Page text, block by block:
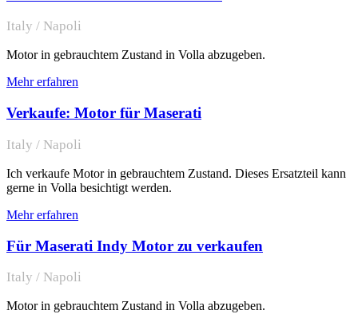
Italy / Napoli
Motor in gebrauchtem Zustand in Volla abzugeben.
Mehr erfahren
Verkaufe: Motor für Maserati
Italy / Napoli
Ich verkaufe Motor in gebrauchtem Zustand. Dieses Ersatzteil kann
gerne in Volla besichtigt werden.
Mehr erfahren
Für Maserati Indy Motor zu verkaufen
Italy / Napoli
Motor in gebrauchtem Zustand in Volla abzugeben.